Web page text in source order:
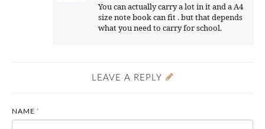
You can actually carry a lot in it and a A4
size note book can fit . but that depends
what you need to carry for school.
LEAVE A REPLY
NAME *